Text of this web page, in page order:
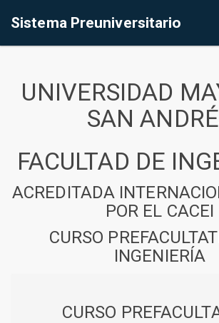
Sistema Preuniversitario
UNIVERSIDAD
SAN
FACULTAD DE
ACREDITADA
POR EL CACEI
CURSO
INGENIERÍA
CURSO